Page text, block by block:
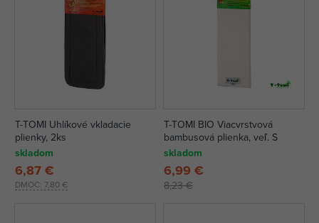
T-TOMI Uhlíkové vkladacie
plienky, 2ks
skladom
DMOC: 7,80 €
6,87 €
T-TOMI BIO Viacvrstvová
bambusová plienka, veľ. S
skladom
8,23 €
6,99 €